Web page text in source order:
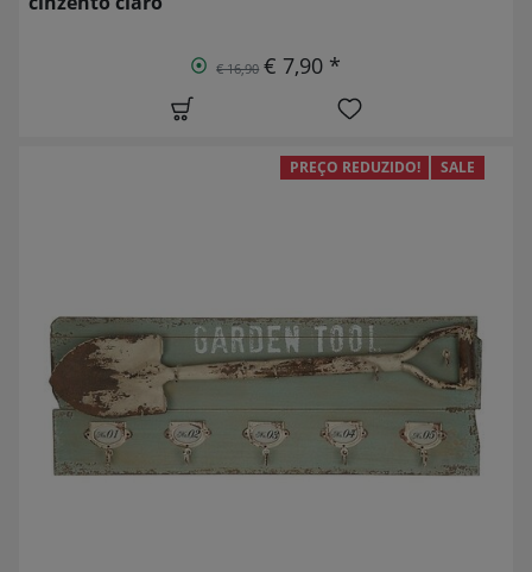
€ 16,90 € 7,90 *
PREÇO REDUZIDO! SALE